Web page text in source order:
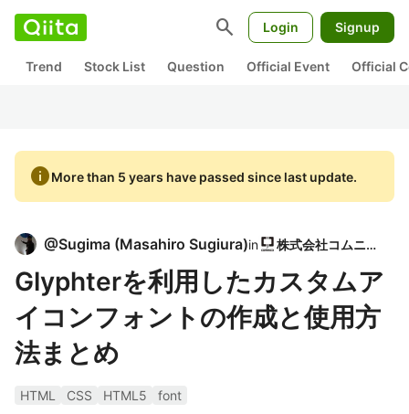
search Login Signup
Trend Stock List Question Official Event Official
infoMore than 5 years have passed since last update.
@Sugima (Masahiro Sugiura)in 株式会社コムニコ
Glyphterを利用したカスタムア
イコンフォントの作成と使用方
法まとめ
HTML CSS HTML5
font